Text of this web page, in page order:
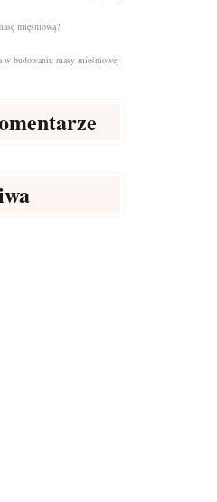
mięśniową?
w budowaniu masy mięśniowej